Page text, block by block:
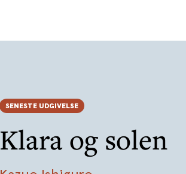
SENESTE UDGIVELSE
Klara og solen